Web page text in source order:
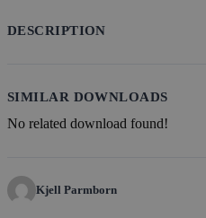
DESCRIPTION
SIMILAR DOWNLOADS
No related download found!
Kjell Parmborn